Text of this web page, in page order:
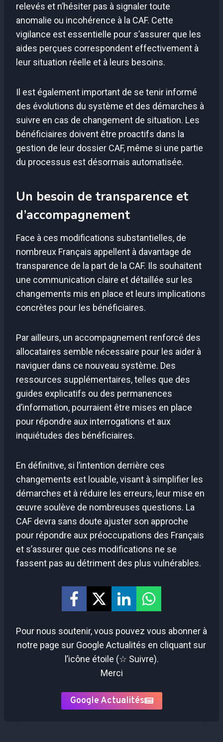
relevés et n’hésiter pas à signaler toute
anomalie ou incohérence à la CAF. Cette
vigilance est essentielle pour s’assurer que les
aides perçues correspondent effectivement à
leur situation réelle et à leurs besoins.
Il est également important de se tenir informé
des évolutions du système et des démarches à
suivre en cas de changement de situation. Les
bénéficiaires doivent être proactifs dans la
gestion de leur dossier CAF, même si une partie
du processus est désormais automatisée.
Un besoin de transparence et
d’accompagnement
Face à ces modifications substantielles, de
nombreux Français appellent à davantage de
transparence de la part de la CAF. Ils souhaitent
une communication claire et détaillée sur les
changements mis en place et leurs implications
concrètes pour les bénéficiaires.
Par ailleurs, un accompagnement renforcé des
allocataires semble nécessaire pour les aider à
naviguer dans ce nouveau système. Des
ressources supplémentaires, telles que des
guides explicatifs ou des permanences
d’information, pourraient être mises en place
pour répondre aux interrogations et aux
inquiétudes des bénéficiaires.
En définitive, si l’intention derrière ces
changements est louable, visant à simplifier les
démarches et à réduire les erreurs, leur mise en
œuvre soulève de nombreuses questions. La
CAF devra sans doute ajuster son approche
pour répondre aux préoccupations des Français
et s’assurer que ces modifications ne se
fassent pas au détriment des plus vulnérables.
Pour nous soutenir, vous pouvez vous abonner à
notre page sur Google Actualités en cliquant sur
l’icône étoile (☆ Suivre).
Merci
Google Actualités